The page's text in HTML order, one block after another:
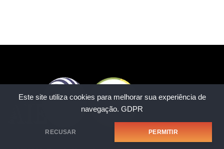
Este site utiliza cookies para melhorar sua experiência de
navegação. GDPR
RECUSAR PERMITIR